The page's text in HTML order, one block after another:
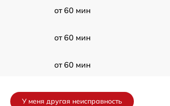
от 60 мин
от 60 мин
от 60 мин
от 60 мин
У меня другая неисправность